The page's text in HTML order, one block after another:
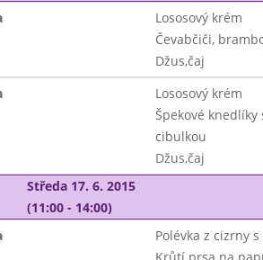
Lososový krém
Čevabčiči,
Džus,čaj
Lososový krém
Špekové
cibulkou
Džus,čaj
Středa 17. 6. 2015
(11:00 - 14:00)
Polévka z cizrny